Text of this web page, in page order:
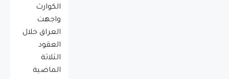
الكوارث
واجهت
العراق خلال
العقود
الثلاثة
الماضية